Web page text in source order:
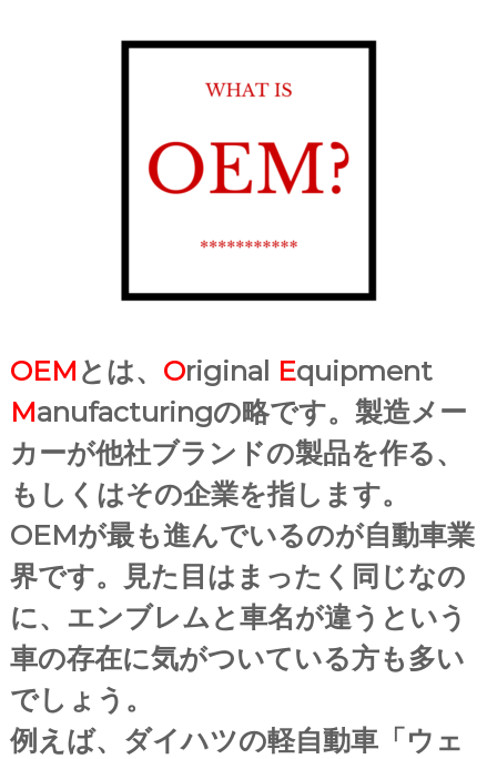
OEM とは、 Original Equipment
Manufacturingの略です。製造メー
カーが他社ブランドの製品を作る、
もしくはその企業を指します。
OEMが最も進んでいるのが自動車業
界です。
見た目はまったく同じなの
に、エンブレムと車名が違うという
車の存在に気がついている方も多い
でしょう。
例えば、ダイハツの軽自動車「ウェ